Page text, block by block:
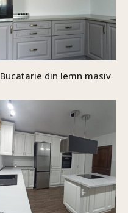
Bucatarie din lemn masiv